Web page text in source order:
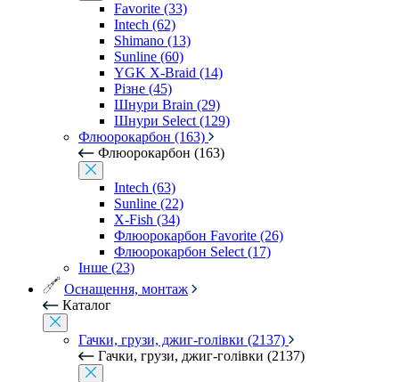
Favorite (33)
Intech (62)
Shimano (13)
Sunline (60)
YGK X-Braid (14)
Різне (45)
Шнури Brain (29)
Шнури Select (129)
Флюорокарбон (163)
Флюорокарбон (163)
Intech (63)
Sunline (22)
X-Fish (34)
Флюорокарбон Favorite (26)
Флюорокарбон Select (17)
Інше (23)
Оснащення, монтаж
Каталог
Гачки, грузи, джиг-голівки (2137)
Гачки, грузи, джиг-голівки (2137)